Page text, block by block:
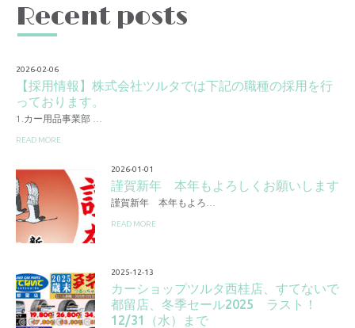
Recent posts
2026-02-06
【採用情報】株式会社ツルタでは下記の職種の採用を行
っております。
1.カー用品事業部 …
READ MORE
2026-01-01
謹賀新年 本年もよろしくお願いします
謹賀新年 本年もよろ…
READ MORE
2025-12-13
カーショップツルタ西桂店、すてないで
都留店、冬季セール2025 ラスト！
12/31（水）まで